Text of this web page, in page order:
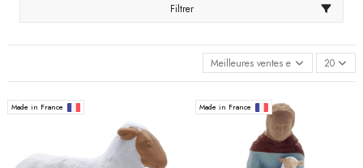
Filtrer
Meilleures ventes en premier
20
Made in France Made in France